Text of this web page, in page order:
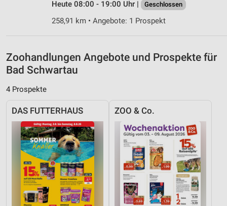
Heute 08:00 - 19:00 Uhr |
Geschlossen
258,91 km • Angebote: 1 Prospekt
Zoohandlungen Angebote und Prospekte für
Bad Schwartau
4 Prospekte
DAS FUTTERHAUS ZOO & Co.
Entwicklung und Verbesserung der Angebote
Inhalten
IAB-Besonderheiten:
Verwendung genauer Standortdaten
Informationen identifizieren
Nicht-IAB-Verarbeitungszwecke:
Notwendig
Performance
Funktional